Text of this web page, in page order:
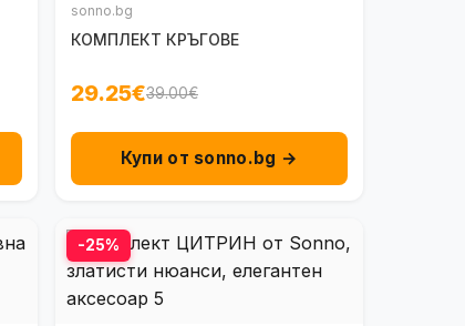
sonno.bg
КОМПЛЕКТ КРЪГОВЕ
29.25€39.00€
Купи от sonno.bg →
-25%